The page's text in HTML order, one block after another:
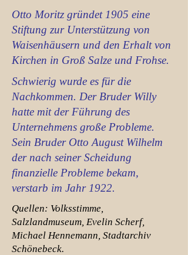
Otto Moritz gründet 1905 eine
Stiftung zur Unterstützung von
Waisenhäusern und den Erhalt von
Kirchen in Groß Salze und Frohse.
Schwierig wurde es für die
Nachkommen. Der Bruder Willy
hatte mit der Führung des
Unternehmens große Probleme.
Sein Bruder Otto August Wilhelm
der nach seiner Scheidung
finanzielle Probleme bekam,
verstarb im Jahr 1922.
Quellen: Volksstimme,
Salzlandmuseum, Evelin Scherf,
Michael Hennemann, Stadtarchiv
Schönebeck.